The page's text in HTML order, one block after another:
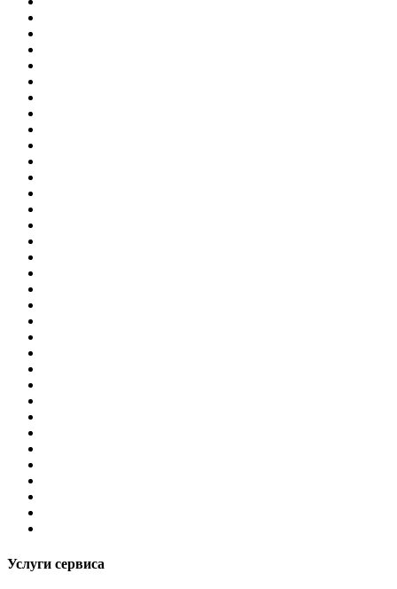
Услуги сервиса